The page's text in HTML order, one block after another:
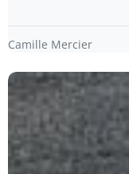
Camille Mercier